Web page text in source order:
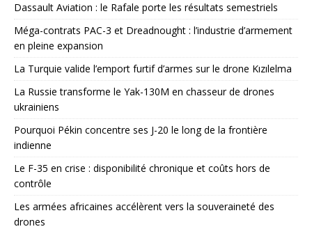
Dassault Aviation : le Rafale porte les résultats semestriels
Méga-contrats PAC-3 et Dreadnought : l’industrie d’armement
en pleine expansion
La Turquie valide l’emport furtif d’armes sur le drone Kızılelma
La Russie transforme le Yak-130M en chasseur de drones
ukrainiens
Pourquoi Pékin concentre ses J-20 le long de la frontière
indienne
Le F-35 en crise : disponibilité chronique et coûts hors de
contrôle
Les armées africaines accélèrent vers la souveraineté des
drones